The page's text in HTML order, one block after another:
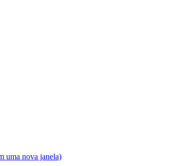
uma nova janela)